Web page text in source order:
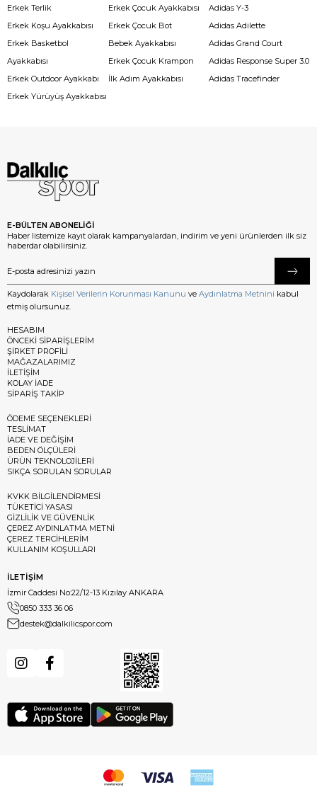
Erkek Terlik
Erkek Koşu Ayakkabısı
Erkek Basketbol
Ayakkabısı
Erkek Outdoor Ayakkabı
Erkek Yürüyüş Ayakkabısı
Erkek Çocuk Ayakkabısı
Erkek Çocuk Bot
Bebek Ayakkabısı
Erkek Çocuk Krampon
İlk Adım Ayakkabısı
Adidas Y-3
Adidas Adilette
Adidas Grand Court
Adidas Response Super 3.0
Adidas Tracefinder
E-BÜLTEN ABONELİĞİ
Haber listemize kayıt olarak kampanyalardan, indirim ve yeni ürünlerden ilk siz
haberdar olabilirsiniz.
Kaydolarak Kişisel Verilerin Korunması Kanunu ve Aydınlatma Metnini kabul
etmiş olursunuz.
HESABIM
ÖNCEKİ SİPARİŞLERİM
ŞİRKET PROFİLİ
MAĞAZALARIMIZ
İLETİŞİM
KOLAY İADE
SİPARİŞ TAKİP
ÖDEME SEÇENEKLERİ
TESLİMAT
İADE VE DEĞİŞİM
BEDEN ÖLÇÜLERİ
ÜRÜN TEKNOLOJİLERİ
SIKÇA SORULAN SORULAR
KVKK BİLGİLENDİRMESİ
TÜKETİCİ YASASI
GİZLİLİK VE GÜVENLİK
ÇEREZ AYDINLATMA METNİ
ÇEREZ TERCİHLERİM
KULLANIM KOŞULLARI
İLETİŞİM
İzmir Caddesi No:22/12-13 Kızılay ANKARA
0850 333 36 06
destek@dalkilicspor.com